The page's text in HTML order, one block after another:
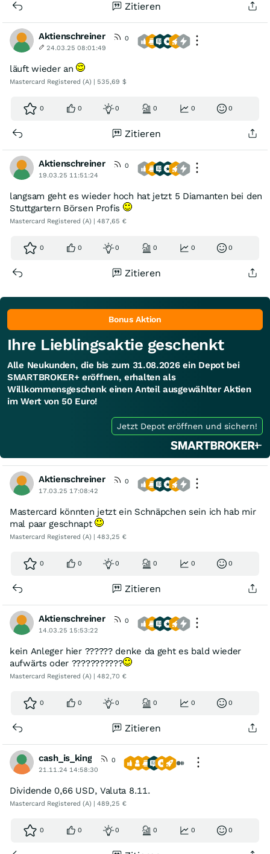
Zitieren
Aktienschreiner
0
24.03.25 08:01:49
läuft wieder an
Mastercard Registered (A) | 535,69 $
0 0 0 0 0 0
Zitieren
Aktienschreiner
0
19.03.25 11:51:24
langsam geht es wieder hoch hat jetzt 5 Diamanten bei den
Stuttgartern Börsen Profis
Mastercard Registered (A) | 487,65 €
0 0 0 0 0 0
Zitieren
Bonus Aktion
Ihre Lieblingsaktie geschenkt
Alle Neukunden, die bis zum 31.08.2026 ein Depot bei
SMARTBROKER+ eröffnen, erhalten als
Willkommensgeschenk einen Anteil ausgewählter Aktien
im Wert von 50 Euro!
Jetzt Depot eröffnen und sichern!
Aktienschreiner
0
17.03.25 17:08:42
Mastercard könnten jetzt ein Schnäpchen sein ich hab mir
mal paar geschnapt
Mastercard Registered (A) | 483,25 €
0 0 0 0 0 0
Zitieren
Aktienschreiner
0
14.03.25 15:53:22
kein Anleger hier ?????? denke da geht es bald wieder
aufwärts oder ???????????
Mastercard Registered (A) | 482,70 €
0 0 0 0 0 0
Zitieren
cash_is_king
0
21.11.24 14:58:30
Dividende 0,66 USD, Valuta 8.11.
Mastercard Registered (A) | 489,25 €
0 0 0 0 0 0